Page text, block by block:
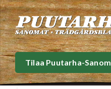
Siirry
sisältöön
Tilaa Puutarha-